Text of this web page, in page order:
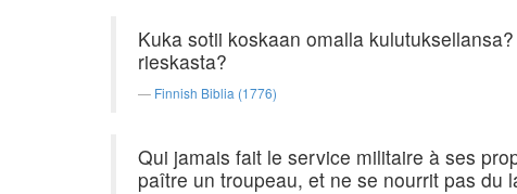
Kuka sotii koskaan omalla
rieskasta?
Finnish Biblia (1776)
Qui jamais fait le service militaire à ses
paître un troupeau, et ne se nourrit pas du